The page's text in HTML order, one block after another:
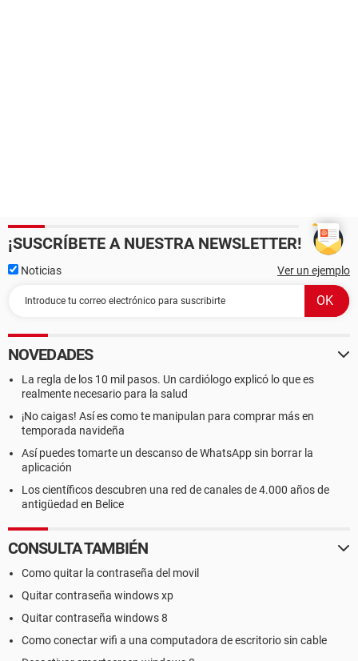
¡SUSCRÍBETE A NUESTRA NEWSLETTER!
Noticias Ver un ejemplo
NOVEDADES
La regla de los 10 mil pasos. Un cardiólogo explicó lo que es
realmente necesario para la salud
¡No caigas! Así es como te manipulan para comprar más en
temporada navideña
Así puedes tomarte un descanso de WhatsApp sin borrar la
aplicación
Los científicos descubren una red de canales de 4.000 años de
antigüedad en Belice
CONSULTA TAMBIÉN
Como quitar la contraseña del movil
Quitar contraseña windows xp
Quitar contraseña windows 8
Como conectar wifi a una computadora de escritorio sin cable